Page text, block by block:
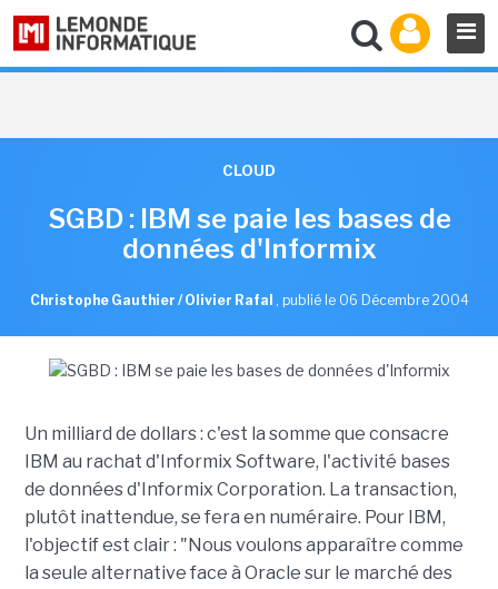
CLOUD
SGBD : IBM se paie les bases de
données d'Informix
Christophe Gauthier / Olivier Rafal , publié le 06 Décembre 2004
Un milliard de dollars : c'est la somme que consacre
IBM au rachat d'Informix Software, l'activité bases
de données d'Informix Corporation. La transaction,
plutôt inattendue, se fera en numéraire. Pour IBM,
l'objectif est clair : "Nous voulons apparaître comme
la seule alternative face à Oracle sur le marché des